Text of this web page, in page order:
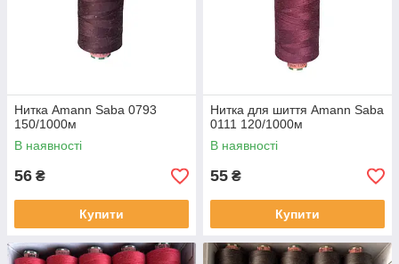
Нитка Amann Saba 0793
150/1000м
В наявності
56 ₴
Купити
Нитка для шиття Amann Saba
0111 120/1000м
В наявності
55 ₴
Купити